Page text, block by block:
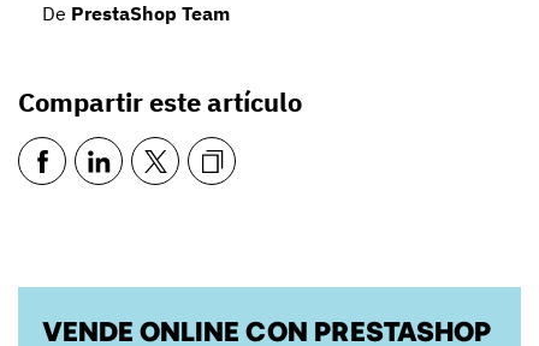
De PrestaShop Team
Compartir este artículo
VENDE ONLINE CON PRESTASHOP